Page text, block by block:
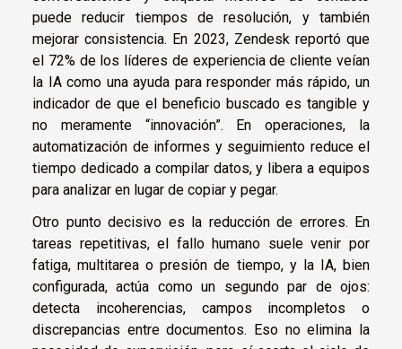
puede reducir tiempos de resolución, y también
mejorar consistencia. En 2023, Zendesk reportó que
el 72% de los líderes de experiencia de cliente veían
la IA como una ayuda para responder más rápido, un
indicador de que el beneficio buscado es tangible y
no meramente “innovación”. En operaciones, la
automatización de informes y seguimiento reduce el
tiempo dedicado a compilar datos, y libera a equipos
para analizar en lugar de copiar y pegar.
Otro punto decisivo es la reducción de errores. En
tareas repetitivas, el fallo humano suele venir por
fatiga, multitarea o presión de tiempo, y la IA, bien
configurada, actúa como un segundo par de ojos:
detecta incoherencias, campos incompletos o
discrepancias entre documentos. Eso no elimina la